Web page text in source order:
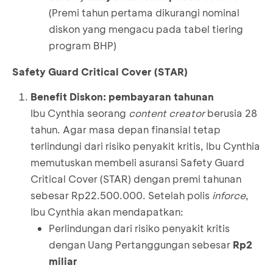
(Premi tahun pertama dikurangi nominal
diskon yang mengacu pada tabel tiering
program BHP)
Safety Guard Critical Cover (STAR)
Benefit Diskon: pembayaran tahunan
Ibu Cynthia seorang content creatorberusia 28
tahun. Agar masa depan finansial tetap
terlindungi dari risiko penyakit kritis, Ibu Cynthia
memutuskan membeli asuransi Safety Guard
Critical Cover (STAR) dengan premi tahunan
sebesar Rp22.500.000. Setelah polis inforce,
Ibu Cynthia akan mendapatkan:
Perlindungan dari risiko penyakit kritis
dengan Uang Pertanggungan sebesar Rp2
miliar